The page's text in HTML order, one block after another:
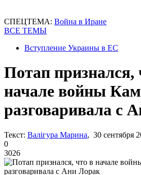
СПЕЦТЕМА: Война в Иране
ВСЕ ТЕМЫ
Вступление Украины в ЕС
Потап признался,
начале войны
разговаривала с
Текст: Валігура Марина, 30 сентября
0
3026